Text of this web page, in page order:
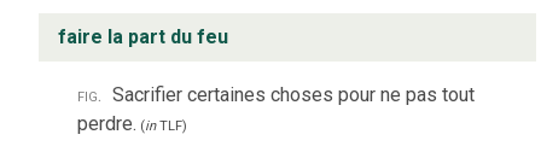
faire la part du feu
fig. Sacrifier certaines choses pour ne pas tout
perdre. (inTLF)